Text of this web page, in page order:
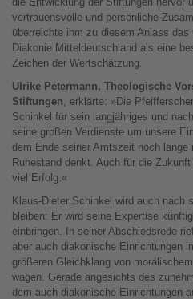
vertrauensvolle und persönliche
überreichte ihm zu diesem Anlass das
Diakonie Mitteldeutschland als eine
Zeichen der Wertschätzung.
Ulrike Petermann, Theologische
Stiftungen, erklärte: »Die
Schinkel für sein langjähriges und
seine großen Verdienste um unsere
dem Ende seiner Amtszeit noch lange
Ruhestand denkt. Auch für die
viel Erfolg.«
Klaus-Dieter Schinkel wird auch nach
bleiben: Er wird seine Expertise
einbringen. In seiner Abschiedsrede
aber auch diakonische Einrichtungen
größeren Gleichklang von
wagen. Gerade angesichts des
dem auch diakonische Einrichtungen